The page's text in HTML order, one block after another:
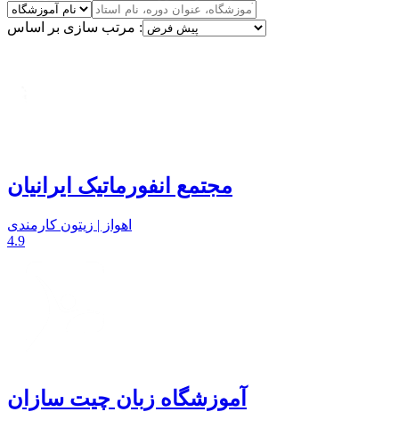
مرتب سازی بر اساس :
مجتمع انفورماتیک ایرانیان
اهواز | زیتون کارمندی
4.9
آموزشگاه زبان چیت سازان